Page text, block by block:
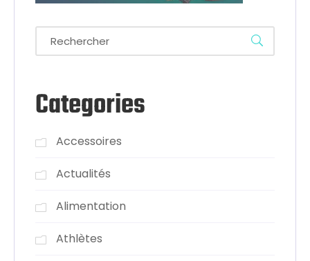
Categories
Accessoires
Actualités
Alimentation
Athlètes